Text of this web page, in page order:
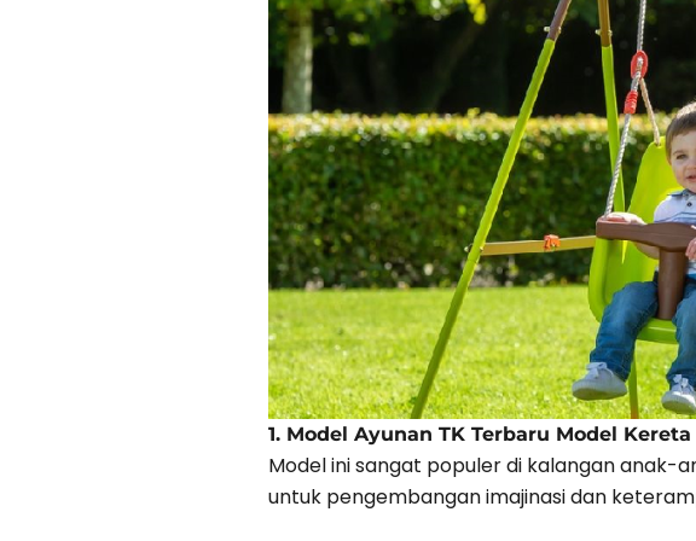
1. Model Ayunan TK Terbaru Model
Model ini sangat populer di kalangan anak-
untuk pengembangan imajinasi dan